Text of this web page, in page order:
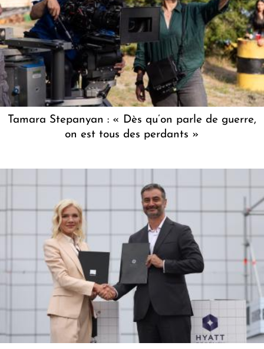
Tamara Stepanyan : « Dès qu’on parle de guerre,
on est tous des perdants »